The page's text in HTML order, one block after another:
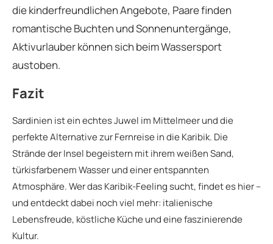
die kinderfreundlichen Angebote, Paare finden
romantische Buchten und Sonnenuntergänge,
Aktivurlauber können sich beim Wassersport
austoben.
Fazit
Sardinien ist ein echtes Juwel im Mittelmeer und die
perfekte Alternative zur Fernreise in die Karibik. Die
Strände der Insel begeistern mit ihrem weißen Sand,
türkisfarbenem Wasser und einer entspannten
Atmosphäre. Wer das Karibik-Feeling sucht, findet es hier –
und entdeckt dabei noch viel mehr: italienische
Lebensfreude, köstliche Küche und eine faszinierende
Kultur.